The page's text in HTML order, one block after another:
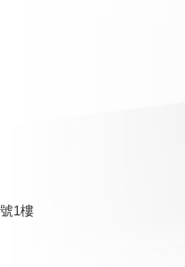
1樓